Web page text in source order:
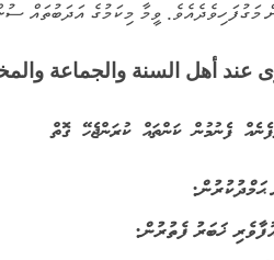
މަގުފަހިވެދެއެވެ. ވީމާ މިކަމުގެ އަދަބުތައް
عند أهل السنة والجماعة
ފެނުމުން ކަންތައް ކުރަންޖެހޭ ގޮތް